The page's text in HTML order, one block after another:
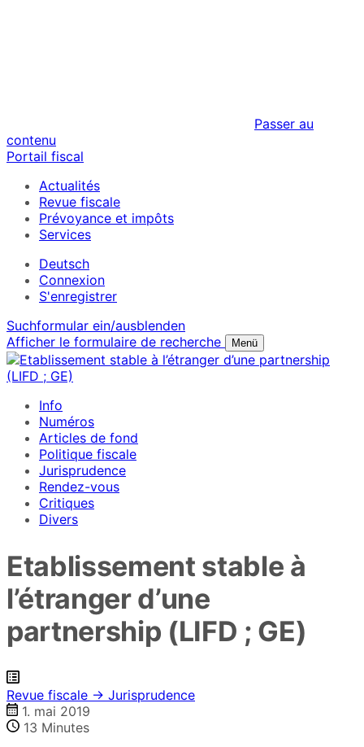
Passer au
contenu
Portail fiscal
Actualités
Revue fiscale
Prévoyance et impôts
Services
Deutsch
Connexion
S'enregistrer
Suchformular ein/ausblenden
Afficher le formulaire de recherche
Menü
Info
Numéros
Articles de fond
Politique fiscale
Jurisprudence
Rendez-vous
Critiques
Divers
Etablissement stable à
l’étranger d’une
partnership (LIFD ; GE)
Revue fiscale → Jurisprudence
1. mai 2019
13 Minutes